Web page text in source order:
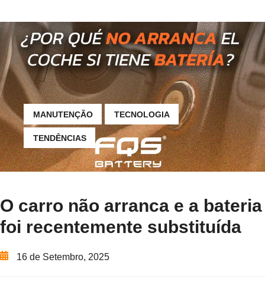
MANUTENÇÃO TECNOLOGIA
TENDÊNCIAS
O carro não arranca e a bateria
foi recentemente substituída
16 de Setembro, 2025